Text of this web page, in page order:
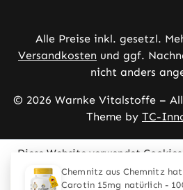
Alle Preise inkl. gesetzl.
Versandkosten und ggf.
nicht anders
© 2026 Warnke Vitalstoffe –
Theme by TC-
Diese Website verwendet
Erfahrung bieten zu können.